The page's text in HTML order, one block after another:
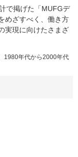
で掲げた「MUFGデ
めざすべく、働き方
実現に向けたさまざ
1980年代から2000年代